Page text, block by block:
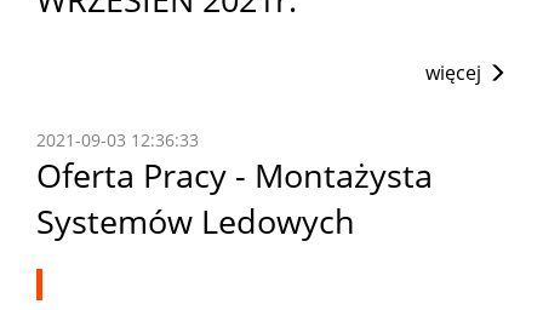
więcej
2021-09-03 12:36:33
Oferta Pracy - Montażysta
Systemów Ledowych